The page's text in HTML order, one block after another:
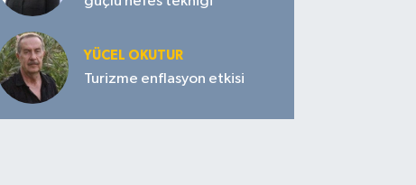
YÜCEL OKUTUR
Turizme enflasyon etkisi